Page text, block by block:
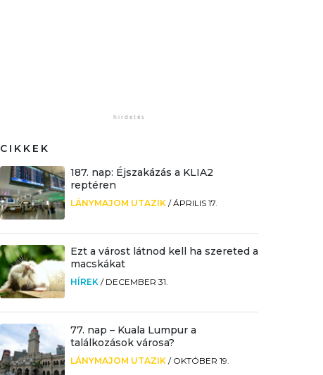
CIKKEK
187. nap: Éjszakázás a KLIA2
reptéren
LÁNYMAJOM UTAZIK /ÁPRILIS 17.
Ezt a várost látnod kell ha szereted a
macskákat
HÍREK / DECEMBER 31.
77. nap – Kuala Lumpur a
találkozások városa?
LÁNYMAJOM UTAZIK / OKTÓBER 19.